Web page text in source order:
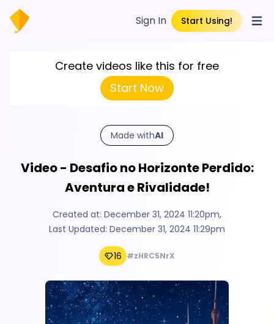
Sign In Start Using!
Create videos like this for free
Start Now
Made withAI
Video - Desafio no Horizonte Perdido:
Aventura e Rivalidade!
Created at: December 31, 2024 11:20pm,
Last Updated: December 31, 2024 11:29pm
16 #zHRC5NrX